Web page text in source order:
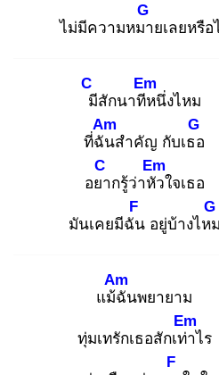
ไม่มีความหมา
G
ยเลยหรือ
มี
C
สักนาทีห
Em
นึ่งไหม
ที่ฉัน
Am
สำคัญ กับเธอ
G
อยา
C
กรู้ว่าหัว
Em
ใจเธอ
มันเคยมีฉัน
F
อยู่บ้างไหม
G
แม้ฉั
Am
นพยายาม
ทุ่มเทรักเธอสักเท่า
Em
ไร
F